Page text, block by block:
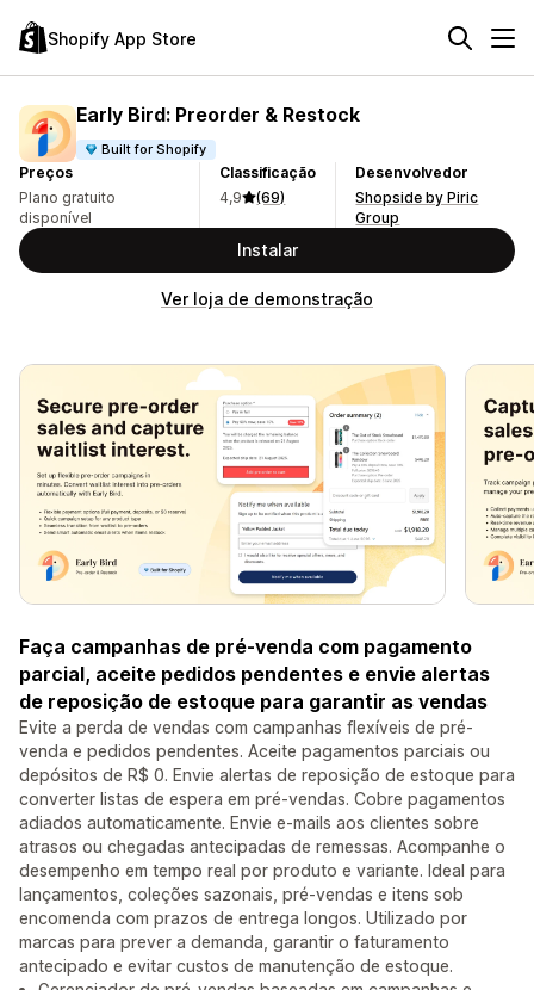
Shopify App Store
Early Bird: Preorder & Restock
Built for Shopify
Preços
Plano gratuito
disponível
Classificação
4,9
(69)
Desenvolvedor
Shopside by Piric
Group
Instalar
Ver loja de demonstração
Faça campanhas de pré-venda com pagamento
parcial, aceite pedidos pendentes e envie alertas
de reposição de estoque para garantir as vendas
Evite a perda de vendas com campanhas flexíveis de pré-
venda e pedidos pendentes. Aceite pagamentos parciais ou
depósitos de R$ 0. Envie alertas de reposição de estoque para
converter listas de espera em pré-vendas. Cobre pagamentos
adiados automaticamente. Envie e-mails aos clientes sobre
atrasos ou chegadas antecipadas de remessas. Acompanhe o
desempenho em tempo real por produto e variante. Ideal para
lançamentos, coleções sazonais, pré-vendas e itens sob
encomenda com prazos de entrega longos. Utilizado por
marcas para prever a demanda, garantir o faturamento
antecipado e evitar custos de manutenção de estoque.